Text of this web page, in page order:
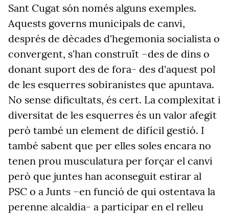
Sant Cugat són només alguns exemples.
Aquests governs municipals de canvi,
després de dècades d'hegemonia socialista o
convergent, s'han construït –des de dins o
donant suport des de fora- des d'aquest pol
de les esquerres sobiranistes que apuntava.
No sense dificultats, és cert. La complexitat i
diversitat de les esquerres és un valor afegit
però també un element de difícil gestió. I
també sabent que per elles soles encara no
tenen prou musculatura per forçar el canvi
però que juntes han aconseguit estirar al
PSC o a Junts –en funció de qui ostentava la
perenne alcaldia- a participar en el relleu